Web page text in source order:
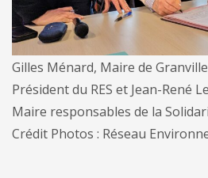
Gilles Ménard, Maire de
Président du RES et Jean-René
Maire responsables de la
Crédit Photos : Réseau